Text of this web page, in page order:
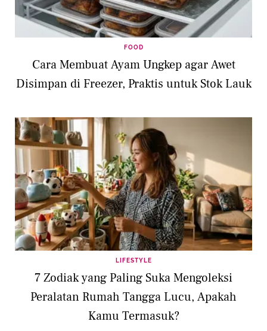
FOOD
Cara Membuat Ayam Ungkep agar Awet
Disimpan di Freezer, Praktis untuk Stok Lauk
LIFESTYLE
7 Zodiak yang Paling Suka Mengoleksi
Peralatan Rumah Tangga Lucu, Apakah
Kamu Termasuk?